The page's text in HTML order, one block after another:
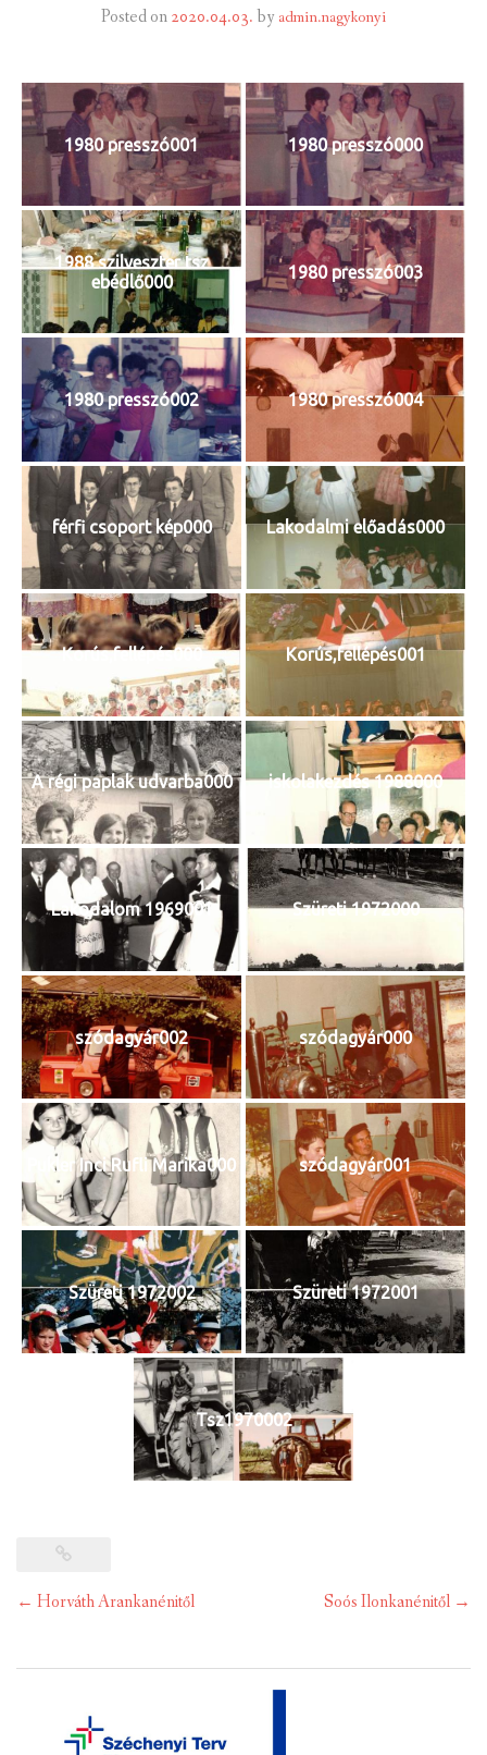
INFORMÁCIÓK
GALÉRIA
KAPCSOLAT
LETÖLTHETŐ NYOMTATVÁNYOK
VÁLASZTÁS 2026
TELEPÜLÉSIKÉPVISELŐI VAGYONNYILATKOZATOK – 2026.
ÉV
ROMA NEMZETISÉGI ÖNKORMÁNYZATI KÉPVISELŐK
VAGYONNYILATKOZATA – 2026. ÉV
Posted on2020.04.03.by admin.nagykonyi
1980 presszó001 1980 presszó000
1988 szilveszter tsz
ebédlő000
1980 presszó003
1980 presszó002 1980 presszó004
férfi csoport kép000 Lakodalmi előadás000
Korús,fellépés000 Korús,fellépés001
A régi paplak udvarba000 iskolakezdés 1988000
Lakodalom 1969001 Szüreti 1972000
szódagyár002 szódagyár000
Pukler Inci Rufli Marika000 szódagyár001
Szüreti 1972002 Szüreti 1972001
Tsz1970002
Post
← Horváth Arankanénitől Soós Ilonkanénitől →